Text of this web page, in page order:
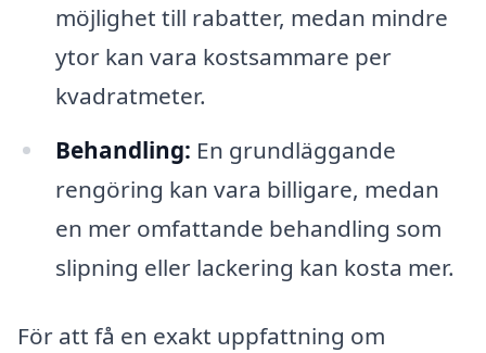
möjlighet till rabatter, medan mindre
ytor kan vara kostsammare per
kvadratmeter.
Behandling: En grundläggande
rengöring kan vara billigare, medan
en mer omfattande behandling som
slipning eller lackering kan kosta mer.
För att få en exakt uppfattning om